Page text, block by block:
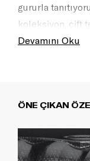
gururla
koleksiyon, çift
kolu sayesinde
Havayolunuzun
karşılaşmamak
Devamını Oku
ÖNE ÇIKAN